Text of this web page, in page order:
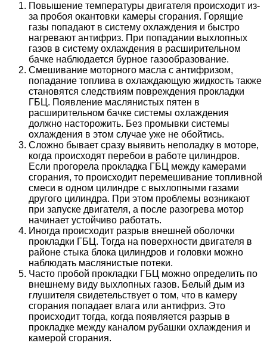
Повышение температуры двигателя происходит из-
за пробоя окантовки камеры сгорания. Горящие
газы попадают в систему охлаждения и быстро
нагревают антифриз. При попадании выхлопных
газов в систему охлаждения в расширительном
бачке наблюдается бурное газообразование.
Смешивание моторного масла с антифризом,
попадание топлива в охлаждающую жидкость также
становятся следствиям повреждения прокладки
ГБЦ. Появление маслянистых пятен в
расширительном бачке системы охлаждения
должно насторожить. Без промывки системы
охлаждения в этом случае уже не обойтись.
Сложно бывает сразу выявить неполадку в моторе,
когда происходят перебои в работе цилиндров.
Если прогорела прокладка ГБЦ между камерами
сгорания, то происходит перемешивание топливной
смеси в одном цилиндре с выхлопными газами
другого цилиндра. При этом проблемы возникают
при запуске двигателя, а после разогрева мотор
начинает устойчиво работать.
Иногда происходит разрыв внешней оболочки
прокладки ГБЦ. Тогда на поверхности двигателя в
районе стыка блока цилиндров и головки можно
наблюдать маслянистые потеки.
Часто пробой прокладки ГБЦ можно определить по
внешнему виду выхлопных газов. Белый дым из
глушителя свидетельствует о том, что в камеру
сгорания попадает влага или антифриз. Это
происходит тогда, когда появляется разрыв в
прокладке между каналом рубашки охлаждения и
камерой сгорания.